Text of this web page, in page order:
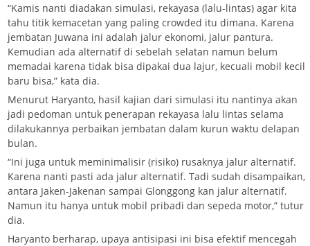
“Kamis nanti diadakan simulasi, rekayasa (lalu-lintas) agar kita
tahu titik kemacetan yang paling crowded itu dimana. Karena
jembatan Juwana ini adalah jalur ekonomi, jalur pantura.
Kemudian ada alternatif di sebelah selatan namun belum
memadai karena tidak bisa dipakai dua lajur, kecuali mobil kecil
baru bisa,” kata dia.
Menurut Haryanto, hasil kajian dari simulasi itu nantinya akan
jadi pedoman untuk penerapan rekayasa lalu lintas selama
dilakukannya perbaikan jembatan dalam kurun waktu delapan
bulan.
“Ini juga untuk meminimalisir (risiko) rusaknya jalur alternatif.
Karena nanti pasti ada jalur alternatif. Tadi sudah disampaikan,
antara Jaken-Jakenan sampai Glonggong kan jalur alternatif.
Namun itu hanya untuk mobil pribadi dan sepeda motor,” tutur
dia.
Haryanto berharap, upaya antisipasi ini bisa efektif mencegah